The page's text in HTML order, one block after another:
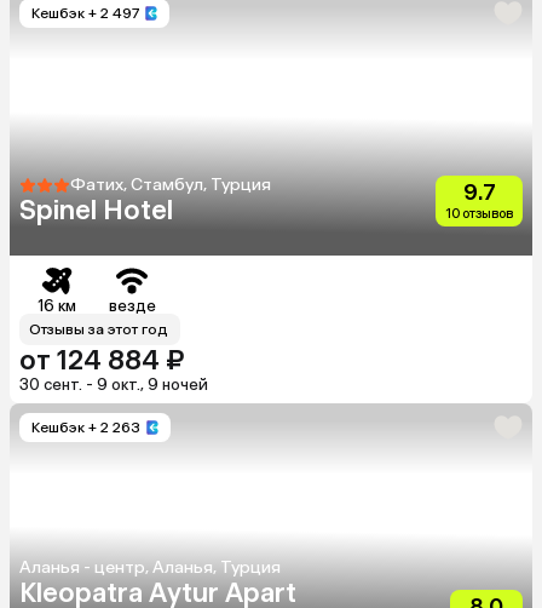
Кешбэк + 2 497
Фатих, Стамбул, Турция
Spinel Hotel
9.7
10 отзывов
16 км везде
Отзывы за этот год
от 124 884 ₽
30 сент. - 9 окт., 9 ночей
Кешбэк + 2 263
Аланья - центр, Аланья, Турция
Kleopatra Aytur Apart